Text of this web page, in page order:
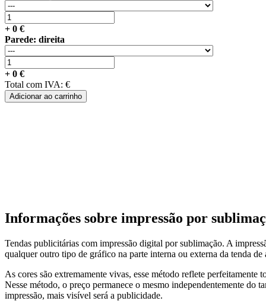
+ 0 €
Parede: direita
+ 0 €
Total com IVA: €
Adicionar ao carrinho
Informações sobre impressão por
Tendas publicitárias com impressão digital por sublimação. A
qualquer outro tipo de gráfico na parte interna ou externa da tenda
As cores são extremamente vivas, esse método reflete
Nesse método, o preço permanece o mesmo independentemente do
impressão, mais visível será a publicidade.